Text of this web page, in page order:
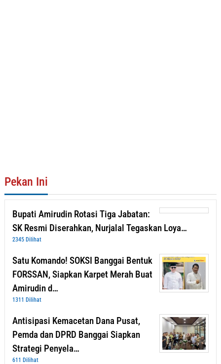
Pekan Ini
Bupati Amirudin Rotasi Tiga Jabatan:
SK Resmi Diserahkan, Nurjalal Tegaskan Loya…
2345 Dilihat
Satu Komando! SOKSI Banggai Bentuk
FORSSAN, Siapkan Karpet Merah Buat
Amirudin d…
1311 Dilihat
Antisipasi Kemacetan Dana Pusat,
Pemda dan DPRD Banggai Siapkan
Strategi Penyela…
611 Dilihat